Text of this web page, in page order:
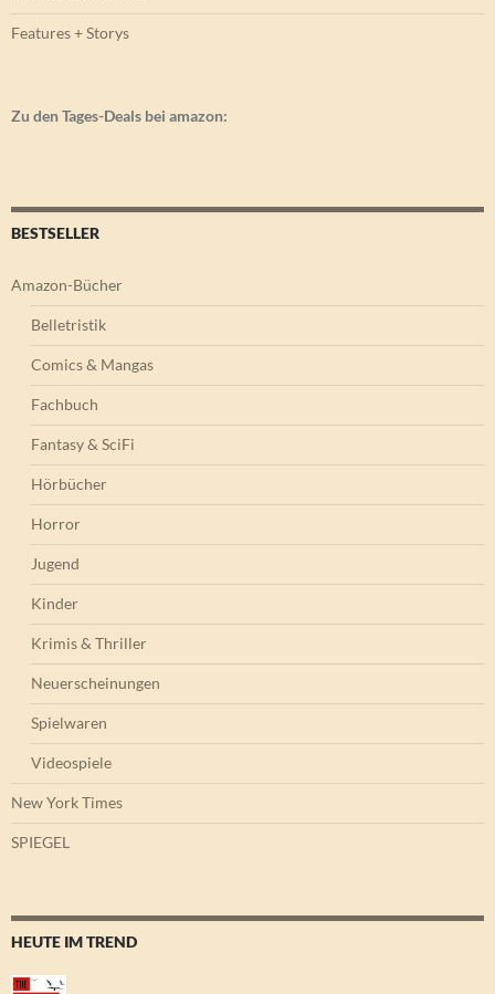
Features + Storys
Zu den Tages-Deals bei amazon:
BESTSELLER
Amazon-Bücher
Belletristik
Comics & Mangas
Fachbuch
Fantasy & SciFi
Hörbücher
Horror
Jugend
Kinder
Krimis & Thriller
Neuerscheinungen
Spielwaren
Videospiele
New York Times
SPIEGEL
HEUTE IM TREND